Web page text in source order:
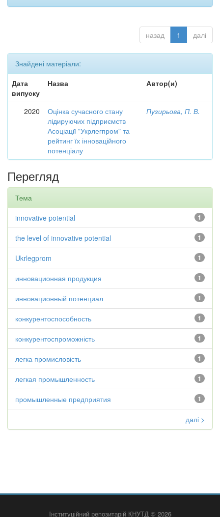
назад 1 далі
Знайдені матеріали:
Дата
випуску
Назва Автор(и)
2020
Оцінка сучасного стану
лідируючих підприємств
Асоціації "Укрлегпром" та
рейтинг їх інноваційного
потенціалу
Пузирьова, П. В.
Перегляд
Тема
1
innovative potential
1
the level of innovative potential
1
Ukrlegprom
1
инновационная продукция
1
инновационный потенциал
1
конкурентоспособность
1
конкурентоспроможність
1
легка промисловість
1
легкая промышленность
1
промышленные предприятия
далі >
Інституційний репозитарій КНУТД © 2026